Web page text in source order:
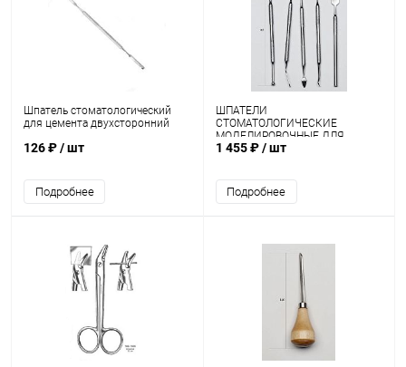
Шпатель стоматологический
для цемента двухсторонний
126 ₽/ шт
Подробнее
ШПАТЕЛИ
СТОМАТОЛОГИЧЕСКИЕ
МОДЕЛИРОВОЧНЫЕ ДЛЯ
РАБОТЫ С
№ 1,2,3,4,5) *
1 455 ₽/ шт
Подробнее